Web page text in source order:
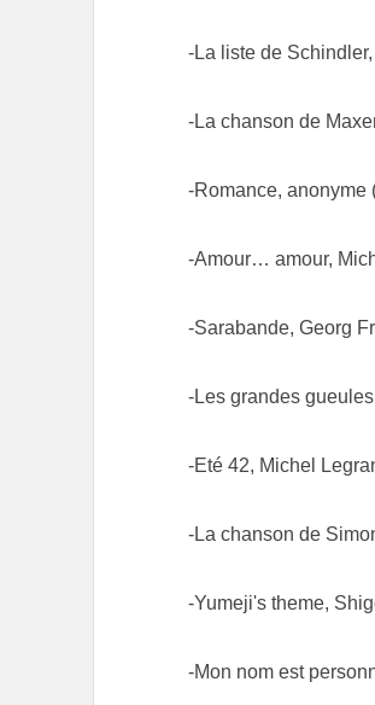
-La liste de
-La chanson de
-Romance, anonyme
-Amour… amour,
-Sarabande, Georg
-Les grandes
-Eté 42, Michel
-La chanson de
-Yumeji's theme,
-Mon nom est